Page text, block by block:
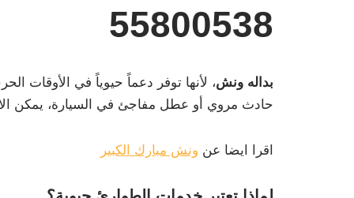
55800538
بداله ونش، لأنها توفر دعماً حيوياً في الأوقات
حادث مروي أو عطل مفاجئ في السيارة، يمكن
اقرا ايضا عن ونش مبارك الكبير